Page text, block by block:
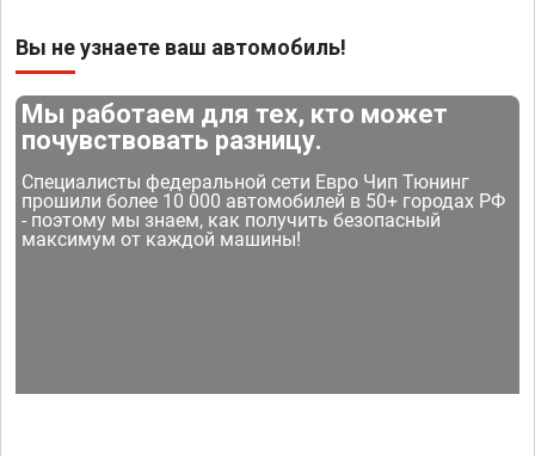
Вы не узнаете ваш автомобиль!
Мы работаем для тех, кто может
почувствовать разницу.
Специалисты федеральной сети Евро Чип Тюнинг
прошили более 10 000 автомобилей в 50+ городах РФ
- поэтому мы знаем, как получить безопасный
максимум от каждой машины!